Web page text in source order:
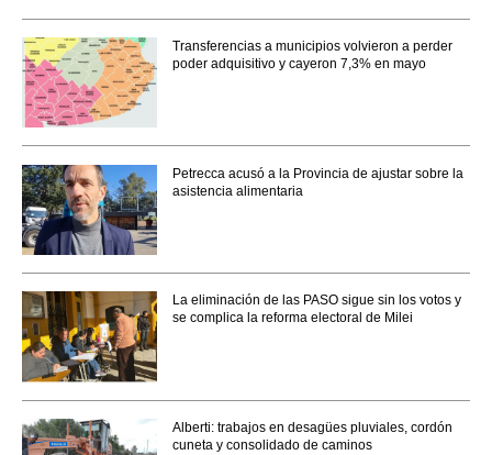
Transferencias a municipios volvieron a perder
poder adquisitivo y cayeron 7,3% en mayo
Petrecca acusó a la Provincia de ajustar sobre la
asistencia alimentaria
La eliminación de las PASO sigue sin los votos y
se complica la reforma electoral de Milei
Alberti: trabajos en desagües pluviales, cordón
cuneta y consolidado de caminos